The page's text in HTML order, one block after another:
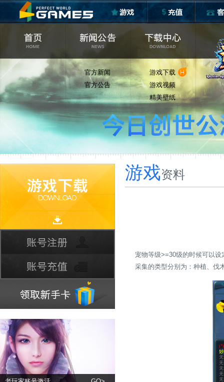
官方新闻
官方公告
游戏下载
游戏视频
精美壁纸
游戏资料
宠物等级>=30级的时候可以设
采集的类型分别为：种植、伐